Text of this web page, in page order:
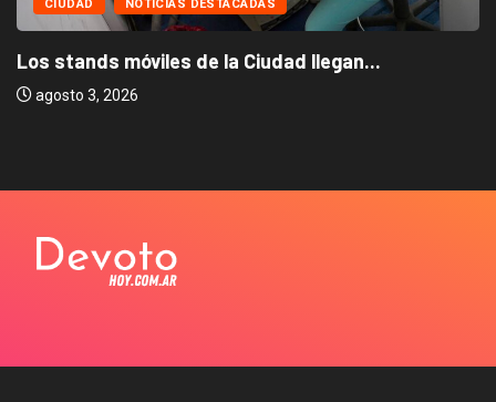
CIUDAD NOTICIAS DESTACADAS
Los stands móviles de la Ciudad llegan...
agosto 3, 2026